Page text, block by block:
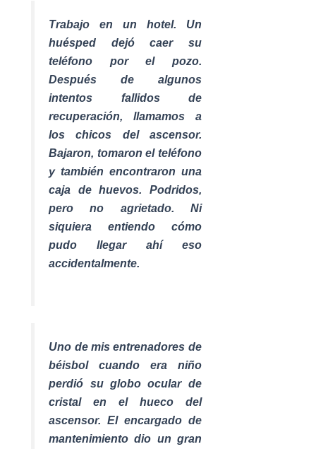
Trabajo en un hotel. Un
huésped dejó caer su
teléfono por el pozo.
Después de algunos
intentos fallidos de
recuperación, llamamos a
los chicos del ascensor.
Bajaron, tomaron el teléfono
y también encontraron una
caja de huevos. Podridos,
pero no agrietado. Ni
siquiera entiendo cómo
pudo llegar ahí eso
accidentalmente.
Uno de mis entrenadores de
béisbol cuando era niño
perdió su globo ocular de
cristal en el hueco del
ascensor. El encargado de
mantenimiento dio un gran